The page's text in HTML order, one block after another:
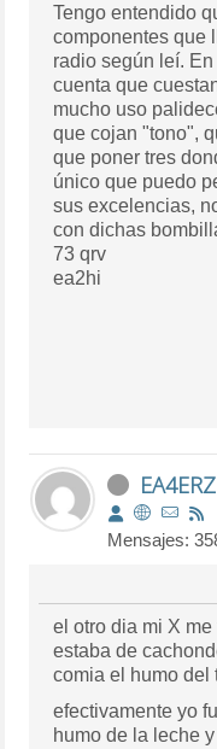
Tengo entendido
componentes que
radio según leí.
cuenta que
mucho uso
que cojan "tono",
que poner tres
único que puedo
sus excelencias, no
con dichas
73 qrv
ea2hi
EA4ERZ
Mensajes:
el otro dia mi X
estaba de
comia el humo del
efectivamente yo
humo de la leche